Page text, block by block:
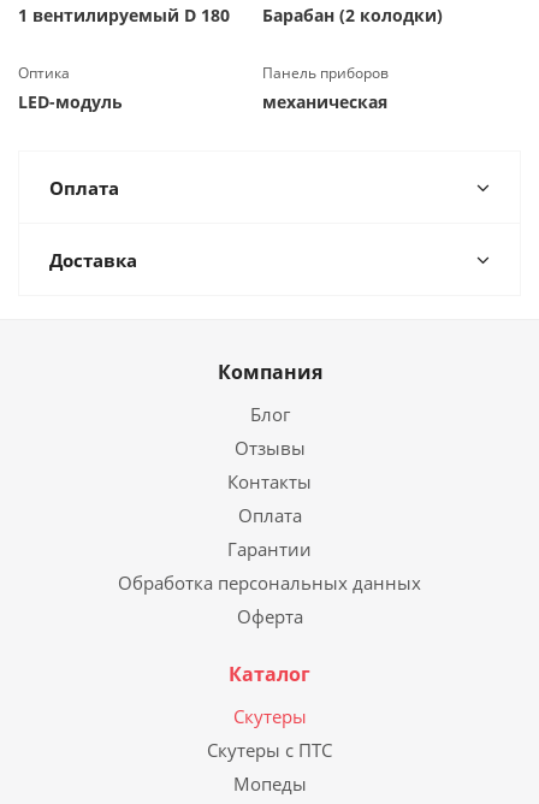
1 вентилируемый D 180 Барабан (2 колодки)
Оптика
LED-модуль
Панель приборов
механическая
Оплата
Доставка
Компания
Блог
Отзывы
Контакты
Оплата
Гарантии
Обработка персональных данных
Оферта
Каталог
Скутеры
Скутеры с ПТС
Мопеды